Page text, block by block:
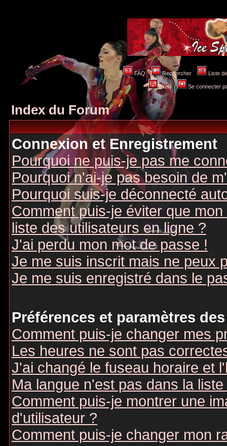
FAQ Rechercher Liste
Profil Se connecter
Index du Forum
Connexion et Enregistrement
Pourquoi ne puis-je pas me
Pourquoi n'ai-je pas besoin de
Pourquoi suis-je déconnecté
Comment puis-je éviter que
liste des utilisateurs en ligne ?
J'ai perdu mon mot de passe !
Je me suis inscrit mais ne peux
Je me suis enregistré dans le
Préférences et paramètres
Comment puis-je changer mes
Les heures ne sont pas
J'ai changé le fuseau horaire et
Ma langue n'est pas dans la liste
Comment puis-je montrer une
d'utilisateur ?
Comment puis-je changer mon